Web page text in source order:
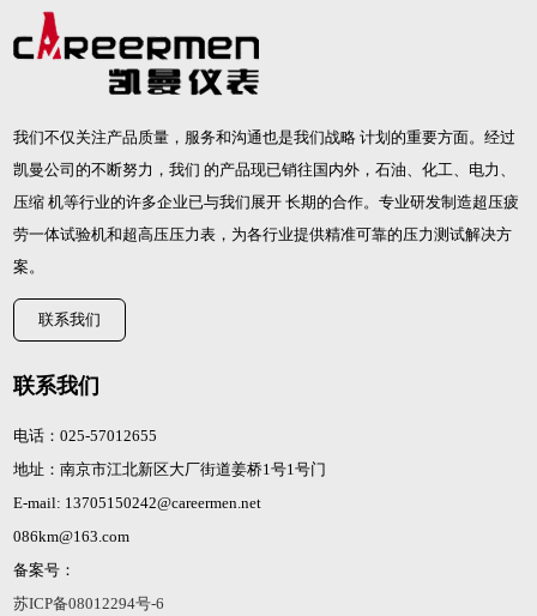
我们不仅关注产品质量，服务和沟通也是我们战略 计划的重要方面。经过
凯曼公司的不断努力，我们 的产品现已销往国内外，石油、化工、电力、
压缩 机等行业的许多企业已与我们展开 长期的合作。专业研发制造超压疲
劳一体试验机和超高压压力表 ，为各行业提供精准可靠的压力测试解决方
案。
联系我们
联系我们
电话：025-57012655
地址：南京市江北新区大厂街道姜桥1号1号门
E-mail: 13705150242@careermen.net
086km@163.com
备案号：
苏ICP备08012294号-6